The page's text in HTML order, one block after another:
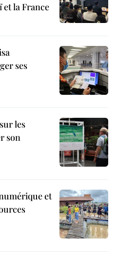
la France
ses
les
son
et